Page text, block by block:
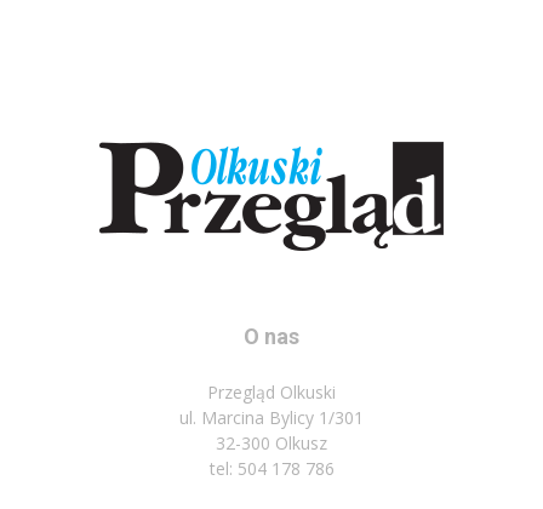
O nas
Przegląd Olkuski
ul. Marcina Bylicy 1/301
32-300 Olkusz
tel: 504 178 786